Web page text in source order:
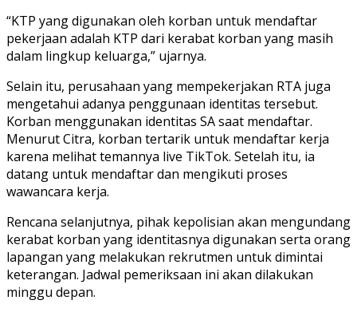
“KTP yang digunakan oleh korban untuk mendaftar
pekerjaan adalah KTP dari kerabat korban yang masih
dalam lingkup keluarga,” ujarnya.
Selain itu, perusahaan yang mempekerjakan RTA juga
mengetahui adanya penggunaan identitas tersebut.
Korban menggunakan identitas SA saat mendaftar.
Menurut Citra, korban tertarik untuk mendaftar kerja
karena melihat temannya live TikTok. Setelah itu, ia
datang untuk mendaftar dan mengikuti proses
wawancara kerja.
Rencana selanjutnya, pihak kepolisian akan mengundang
kerabat korban yang identitasnya digunakan serta orang
lapangan yang melakukan rekrutmen untuk dimintai
keterangan. Jadwal pemeriksaan ini akan dilakukan
minggu depan.